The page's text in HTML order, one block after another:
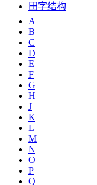
田字结构
A
B
C
D
E
F
G
H
J
K
L
M
N
O
P
Q